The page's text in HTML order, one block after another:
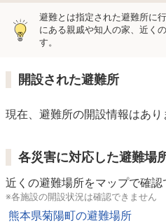
避難とは指定された避難所に
にある親戚や知人の家、近く
す。
開設された避難所
現在、避難所の開設情報はあり
各災害に対応した避難場
近くの避難場所をマップで確認
※各施設の開設状況は確認できません
熊本県菊陽町の避難場所